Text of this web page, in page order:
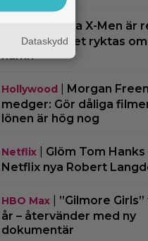
3 nya X-Men är
klara… och det ryktas
namn
Hollywood
Morgan
medger: Gör dåliga
lönen är hög nog
Netflix| Glöm Tom Hanks
Netflix nya Robert
HBO Max| ”Gilmore
år – återvänder med ny
dokumentär
Dataskydd